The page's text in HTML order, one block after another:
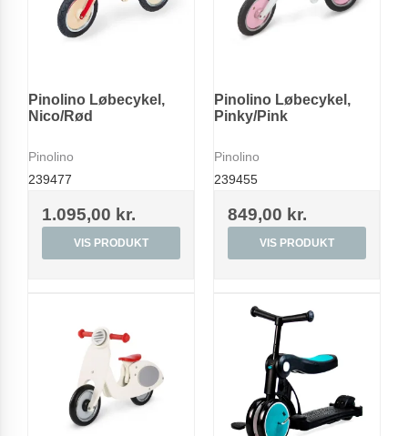
Pinolino Løbecykel,
Nico/Rød
Pinolino
239477
1.095,00 kr.
VIS PRODUKT
Pinolino Løbecykel,
Pinky/Pink
Pinolino
239455
849,00 kr.
VIS PRODUKT